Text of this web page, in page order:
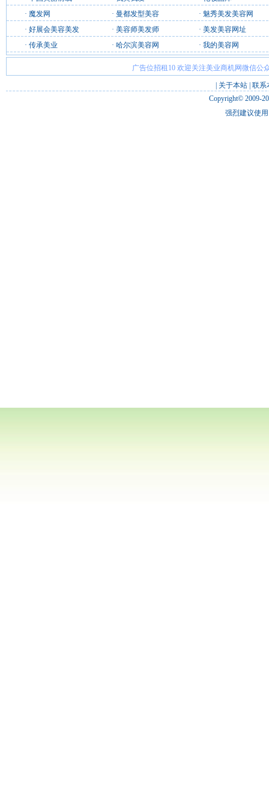
· 魔发网 · 曼都发型美容 · 魅秀美发美容网
· 好展会美容美发 · 美容师美发师 · 美发美容网址
· 传承美业 · 哈尔滨美容网 · 我的美容网
广告位招租10 欢迎关注美业商机网微信公
关于本站 联系
Copyright© 2009-
强烈建议使